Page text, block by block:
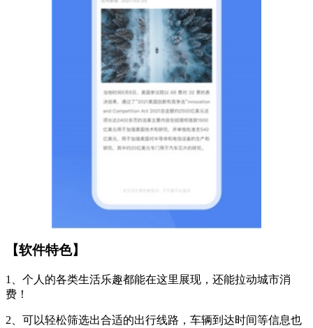
【软件特色】
1、个人的各类生活乐趣都能在这里展现，还能拉动城市消
费！
2、可以轻松筛选出合适的出行线路，车辆到达时间等信息也